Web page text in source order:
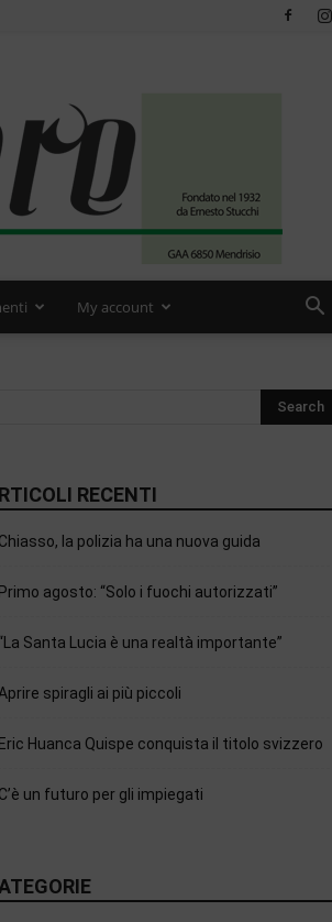
My account
RECENTI
la polizia ha una nuova guida
agosto: “Solo i fuochi autorizzati”
Santa Lucia è una realtà importante”
spiragli ai più piccoli
Huanca Quispe conquista il titolo svizzero
un futuro per gli impiegati